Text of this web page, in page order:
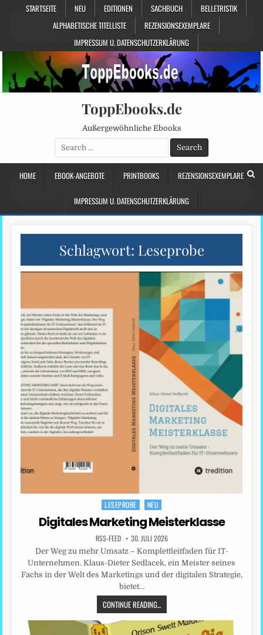
STARTSEITE NEU EDITIONEN SACHBUCH
BELLETRISTIK
ALPHABETISCHE TITELLISTE
REZENSIONSEXEMPLARE
IMPRESSUM U. DATENSCHUTZERKLÄRUNG
ToppEbooks.de
Außergewöhnliche Ebooks
Search
for:
HOME EBOOK-ANGEBOTE PRINTBOOKS REZENSIONSEXEMPLARE
IMPRESSUM U. DATENSCHUTZERKLÄRUNG
Schlagwort: Leseprobe
Posted
LESEPROBE NEU
Digitales Marketing Meisterklasse
RSS-FEED 30. JULI 2026
Der Weg zu mehr Umsatz – Komplettleitfaden für IT-
Unternehmen. Klaus-Dieter Sedlacek, ein Meister seines
Fachs in der Welt des Marketings und der digitalen Strategie,
bietet…
CONTINUE READING...